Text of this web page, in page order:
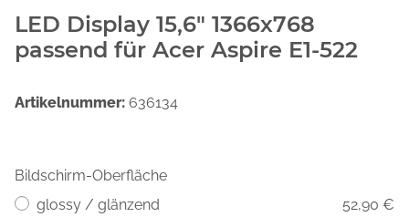
LED Display 15,6" 1366x768
passend für Acer Aspire E1-522
Artikelnummer: 636134
Bildschirm-Oberfläche
glossy / glänzend
52,90 €